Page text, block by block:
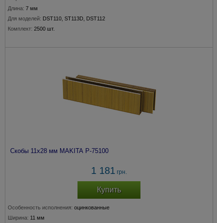
Длина: 7 мм
Для моделей: DST110, ST113D, DST112
Комплект: 2500 шт.
Скобы 11х28 мм MAKITA P-75100
1 181 грн.
Купить
Особенность исполнения: оцинкованные
Ширина: 11 мм